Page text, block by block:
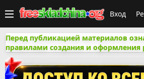
Вход
Перед публикацией материалов
правилами создания и оформления